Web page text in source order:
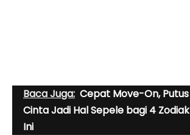
Baca Juga: Cepat Move-On, Putus
Cinta Jadi Hal Sepele bagi 4 Zodiak
Ini